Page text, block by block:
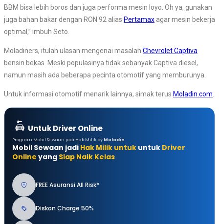
BBM bisa lebih boros dan juga performa mesin loyo. Oh ya, gunakan
juga bahan bakar dengan RON 92 alias Pertamax agar mesin bekerja
optimal,” imbuh Seto.
Moladiners, itulah ulasan mengenai masalah Chevrolet Captiva
bensin bekas. Meski populasinya tidak sebanyak Captiva diesel,
namun masih ada beberapa pecinta otomotif yang memburunya.
Untuk informasi otomotif menarik lainnya, simak terus Moladin.com.
Untuk Driver Online
Program Mobil Sewaan jadi Hak Milik by Moladin
Mobil Sewaan jadi Hak Milik untuk untuk Driver
Online yang Siap Naik Kelas
FREE Asuransi All Risk*
Diskon Charge 50%